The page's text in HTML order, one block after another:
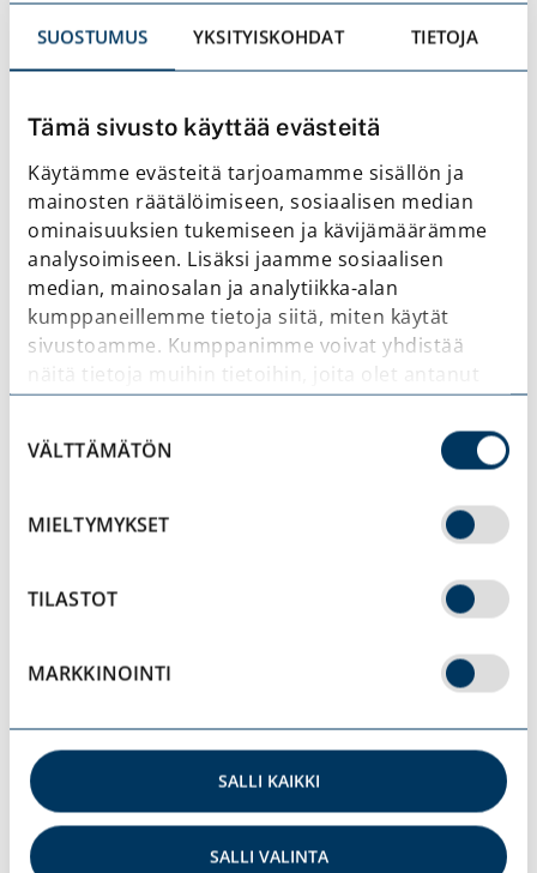
SUOSTUMUS YKSITYISKOHDAT TIETOJA
Tämä sivusto käyttää evästeitä
Käytämme evästeitä tarjoamamme sisällön ja
mainosten räätälöimiseen, sosiaalisen median
ominaisuuksien tukemiseen ja kävijämäärämme
analysoimiseen. Lisäksi jaamme sosiaalisen
median, mainosalan ja analytiikka-alan
kumppaneillemme tietoja siitä, miten käytät
sivustoamme. Kumppanimme voivat yhdistää
näitä tietoja muihin tietoihin, joita olet antanut
heille tai joita on kerätty, kun olet käyttänyt
valinta
VÄLTTÄMÄTÖN
MIELTYMYKSET
TILASTOT
MARKKINOINTI
SALLI KAIKKI
SALLI VALINTA
Myyntituotot lahjoitetaan Sodan ja rauhan
keskus Muistille. Hankkimalla taidetta tuet
GalleriAri sijaitsee osoitteessa
Kasarminkatu 3, 50100 Mikkeli.
Aukioloajat:
la 10-13